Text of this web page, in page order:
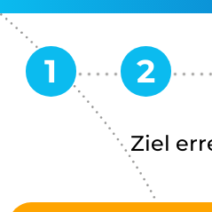
Ziel